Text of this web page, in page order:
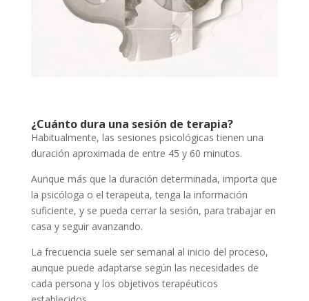
¿Cuánto dura una sesión de terapia?
Habitualmente, las sesiones psicológicas tienen una
duración aproximada de entre 45 y 60 minutos.
Aunque más que la duración determinada, importa que
la psicóloga o el terapeuta, tenga la información
suficiente, y se pueda cerrar la sesión, para trabajar en
casa y seguir avanzando.
La frecuencia suele ser semanal al inicio del proceso,
aunque puede adaptarse según las necesidades de
cada persona y los objetivos terapéuticos